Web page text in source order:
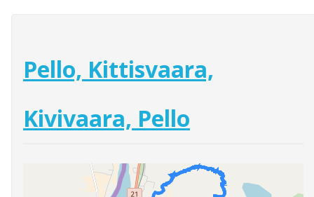
Pello, Kittisvaara,
Kivivaara, Pello